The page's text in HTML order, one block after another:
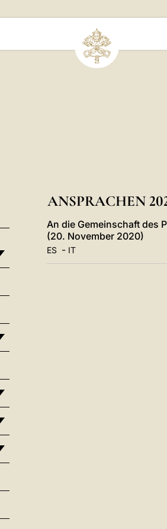
ANSPRACHEN
An die Gemeinschaft des
(20. November 2020)
ES- IT